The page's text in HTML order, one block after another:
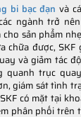
bi bạc đạn và
ngành trở
sản phẩm
chữa được, SKF
và giảm tác
quanh trục
giám sát tình
có mặt tại
phân phối trên